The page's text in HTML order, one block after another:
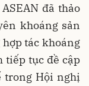
đã thảo
khoáng sản
tác khoáng
tiếp tục đề cập
Hội nghị